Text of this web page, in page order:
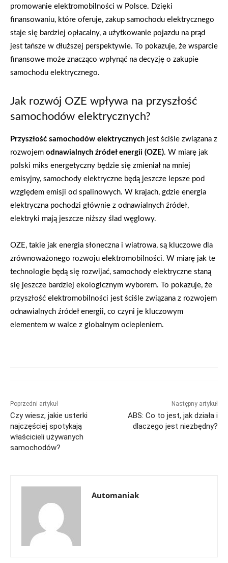
promowanie elektromobilności w Polsce. Dzięki
finansowaniu, które oferuje, zakup samochodu elektrycznego
staje się bardziej opłacalny, a użytkowanie pojazdu na prąd
jest tańsze w dłuższej perspektywie. To pokazuje, że wsparcie
finansowe może znacząco wpłynąć na decyzję o zakupie
samochodu elektrycznego.
Jak rozwój OZE wpływa na przyszłość
samochodów elektrycznych?
Przyszłość samochodów elektrycznych jest ściśle związana z
rozwojem odnawialnych źródeł energii (OZE). W miarę jak
polski miks energetyczny będzie się zmieniał na mniej
emisyjny, samochody elektryczne będą jeszcze lepsze pod
względem emisji od spalinowych. W krajach, gdzie energia
elektryczna pochodzi głównie z odnawialnych źródeł,
elektryki mają jeszcze niższy ślad węglowy.
OZE, takie jak energia słoneczna i wiatrowa, są kluczowe dla
zrównoważonego rozwoju elektromobilności. W miarę jak te
technologie będą się rozwijać, samochody elektryczne staną
się jeszcze bardziej ekologicznym wyborem. To pokazuje, że
przyszłość elektromobilności jest ściśle związana z rozwojem
odnawialnych źródeł energii, co czyni je kluczowym
elementem w walce z globalnym ociepleniem.
Poprzedni artykuł
Czy wiesz, jakie usterki
najczęściej spotykają
właścicieli używanych
samochodów?
Następny artykuł
ABS: Co to jest, jak działa i
dlaczego jest niezbędny?
Automaniak